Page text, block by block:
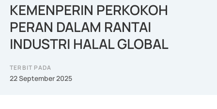
KEMENPERIN PERKOKOH
PERAN DALAM RANTAI
INDUSTRI HALAL GLOBAL
TERBIT PADA
22 September 2025